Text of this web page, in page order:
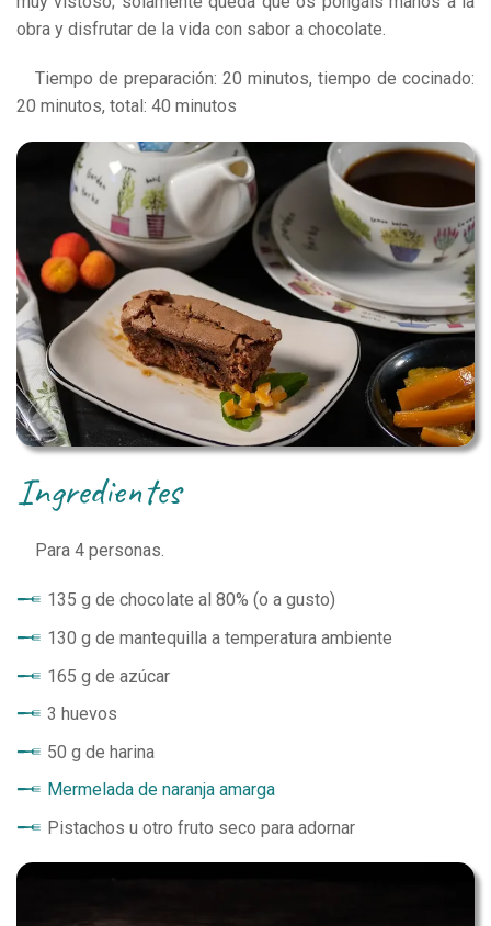
obra y disfrutar de la vida con sabor a chocolate.
Tiempo de preparación: 20 minutos, tiempo de cocinado:
20 minutos, total: 40 minutos
ingredientes
Para 4personas.
135 g de chocolate al 80% (o a gusto)
130 g de mantequilla a temperatura ambiente
165 g de azúcar
3 huevos
50 g de harina
Mermelada de naranja amarga
Pistachos u otro fruto seco para adornar